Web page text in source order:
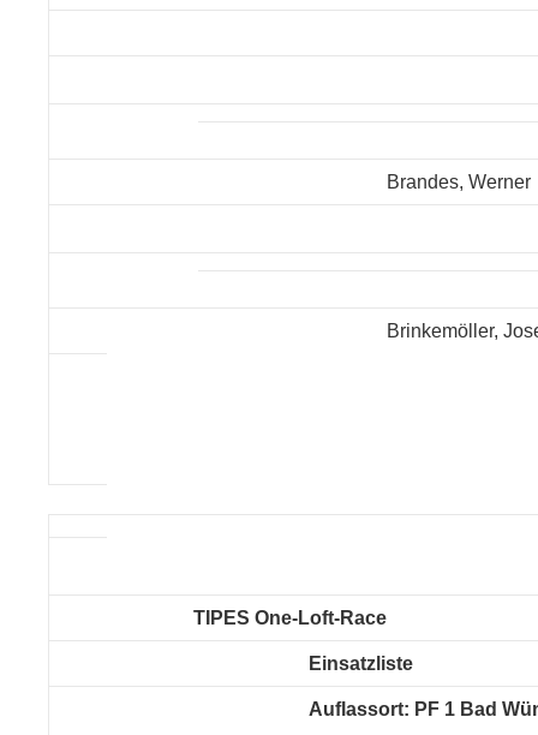
Brandes, Werner
Brinkemöller,
TIPES One-Loft-Race
Einsatzliste
Auflassort: PF 1 Bad